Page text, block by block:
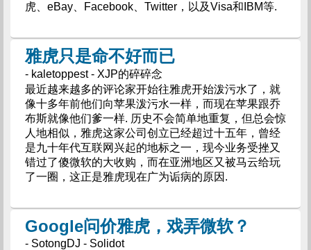
虎、eBay、Facebook、Twitter，以及Visa和IBM等.
雅虎只是命不好而已
- kaletoppest - XJP的碎碎念
最近越来越多的评论家开始往雅虎开始泼污水了，就
像十多年前他们向苹果泼污水一样，而现在苹果跟乔
布斯就像他们爹一样. 历史不会简单地重复，但总会惊
人地相似，雅虎这家公司创立已经超过十五年，曾经
是九十年代互联网兴起的地标之一，现今业务受挫又
错过了傻微软的大收购，而在亚洲地区又被马云给玩
了一圈，这正是雅虎现在广为诟病的原因.
Google问价雅虎，戏弄微软？
- SotongDJ - Solidot